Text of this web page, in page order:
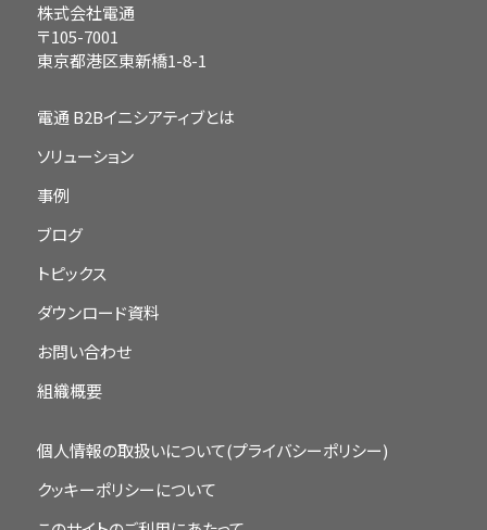
株式会社電通
〒105-7001
東京都港区東新橋1-8-1
電通 B2Bイニシアティブとは
ソリューション
事例
ブログ
トピックス
ダウンロード資料
お問い合わせ
組織概要
個人情報の取扱いについて(プライバシーポリシー)
クッキーポリシーについて